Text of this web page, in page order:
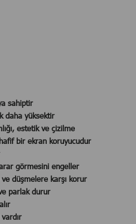
sahiptir
daha yüksektir
estetik ve çizilme
hafif bir ekran koruyucudur
görmesini engeller
ve düşmelere karşı korur
parlak durur